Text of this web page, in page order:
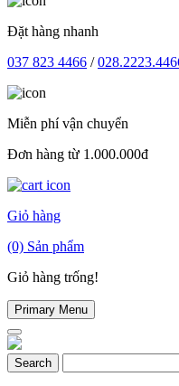
Đặt hàng nhanh
037 823 4466 /
Miễn phí vận chuyển
Đơn hàng từ 1.000.000đ
Giỏ hàng
(0) Sản phẩm
Giỏ hàng trống!
Primary Menu